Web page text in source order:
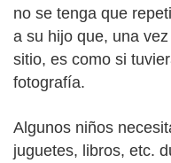
no se tenga que
a su hijo que, una
sitio, es como si
fotografía.
Algunos niños
juguetes, libros, etc.